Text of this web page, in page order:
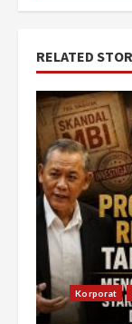
RELATED
Korporat